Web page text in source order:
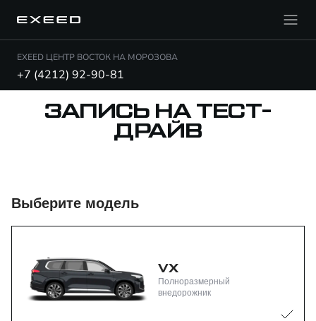
EXEED ЦЕНТР ВОСТОК НА МОРОЗОВА
+7 (4212) 92-90-81
ЗАПИСЬ НА ТЕСТ-
ДРАЙВ
Выберите модель
VX
Полноразмерный
внедорожник